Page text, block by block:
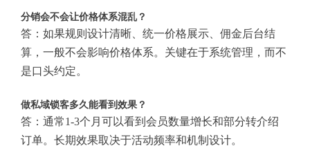
分销会不会让价格体系混乱？
答：如果规则设计清晰、统一价格展示、佣金后台结
算，一般不会影响价格体系。关键在于系统管理，而不
是口头约定。
做私域锁客多久能看到效果？
答：通常1-3个月可以看到会员数量增长和部分转介绍
订单。长期效果取决于活动频率和机制设计。